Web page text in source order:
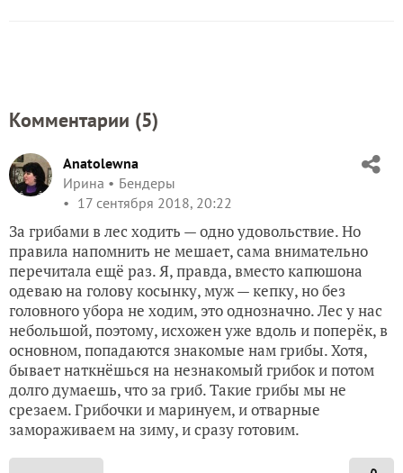
Комментарии (5)
Anatolewna
Ирина
Бендеры
17 сентября 2018, 20:22
За грибами в лес ходить — одно удовольствие. Но
правила напомнить не мешает, сама внимательно
перечитала ещё раз. Я, правда, вместо капюшона
одеваю на голову косынку, муж — кепку, но без
головного убора не ходим, это однозначно. Лес у нас
небольшой, поэтому, исхожен уже вдоль и поперёк, в
основном, попадаются знакомые нам грибы. Хотя,
бывает наткнёшься на незнакомый грибок и потом
долго думаешь, что за гриб. Такие грибы мы не
срезаем. Грибочки и маринуем, и отварные
замораживаем на зиму, и сразу готовим.